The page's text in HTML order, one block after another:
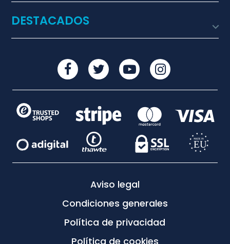
DESTACADOS 
Aviso legal
Condiciones generales
Política de privacidad
Política de cookies